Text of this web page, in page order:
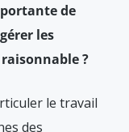
de
les
?
le travail
des